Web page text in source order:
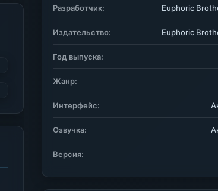
Разработчик: Euphoric
Издательство: Euphoric
Год выпуска:
Жанр:
Интерфейс:
Озвучка:
Версия: